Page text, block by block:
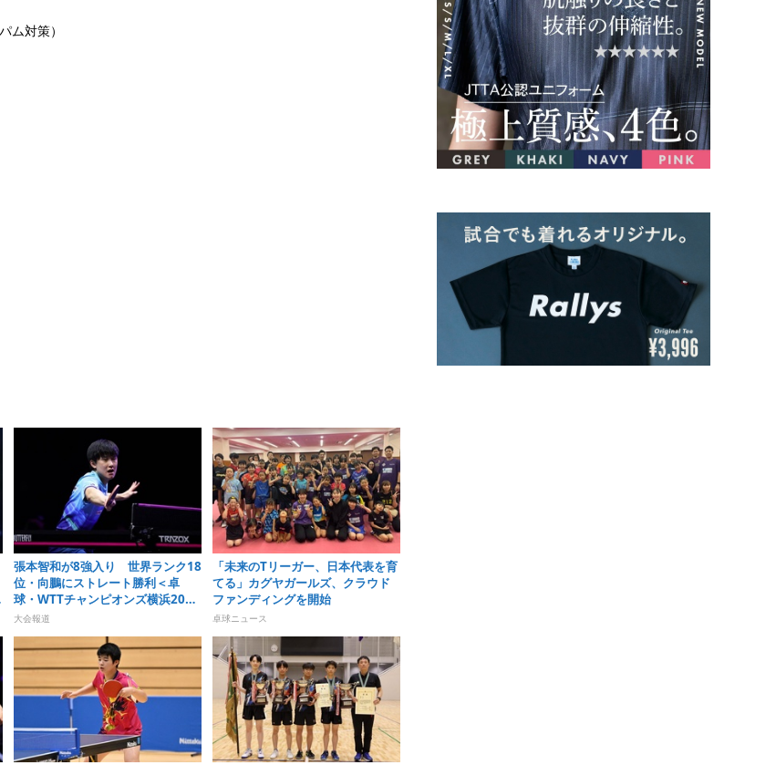
ム対策）
張本智和が8強入り 世界ランク18
位・向鵬にストレート勝利＜卓
球・WTTチャンピオンズ横浜2026
＞
大会報道
「未来のTリーガー、日本代表を育
てる」カグヤガールズ、クラウド
ファンディングを開始
卓球ニュース